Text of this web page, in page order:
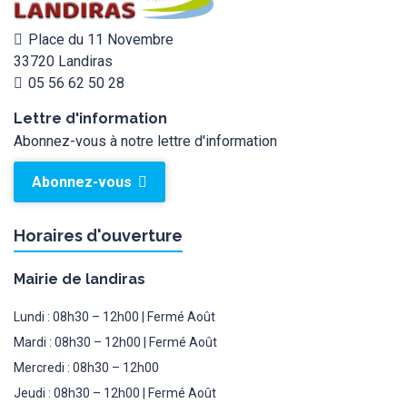
Place du 11 Novembre
33720 Landiras
05 56 62 50 28
Lettre d'information
Abonnez-vous à notre lettre d'information
Abonnez-vous
Horaires d'ouverture
Mairie de landiras
Lundi : 08h30 – 12h00 | Fermé Août
Mardi : 08h30 – 12h00 | Fermé Août
Mercredi : 08h30 – 12h00
Jeudi : 08h30 – 12h00 | Fermé Août